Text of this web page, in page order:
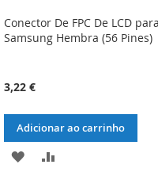
Conector De FPC De LCD para
Samsung Hembra (56 Pines)
3,22 €
Adicionar ao carrinho
ADICIONAR